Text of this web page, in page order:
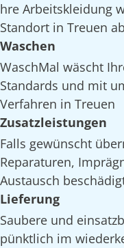
hre Arbeitskleidung
Standort in Treuen
Waschen
WaschMal wäscht
Standards und mit
Verfahren in Treuen
Zusatzleistungen
Falls gewünscht
Reparaturen,
Austausch
Lieferung
Saubere und
pünktlich im